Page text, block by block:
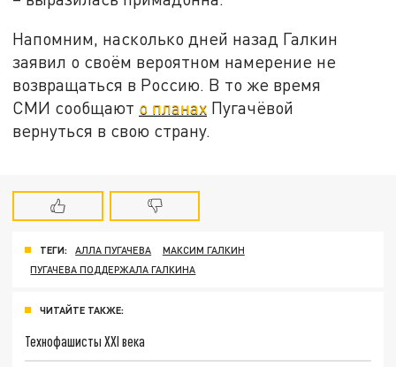
Напомним, насколько дней назад Галкин
заявил о своём вероятном намерение не
возвращаться в Россию. В то же время
СМИ сообщают о планах Пугачёвой
вернуться в свою страну.
ТЕГИ: АЛЛА ПУГАЧЕВА
МАКСИМ ГАЛКИН
ПУГАЧЕВА ПОДДЕРЖАЛА ГАЛКИНА
ЧИТАЙТЕ ТАКЖЕ:
Технофашисты XXI века